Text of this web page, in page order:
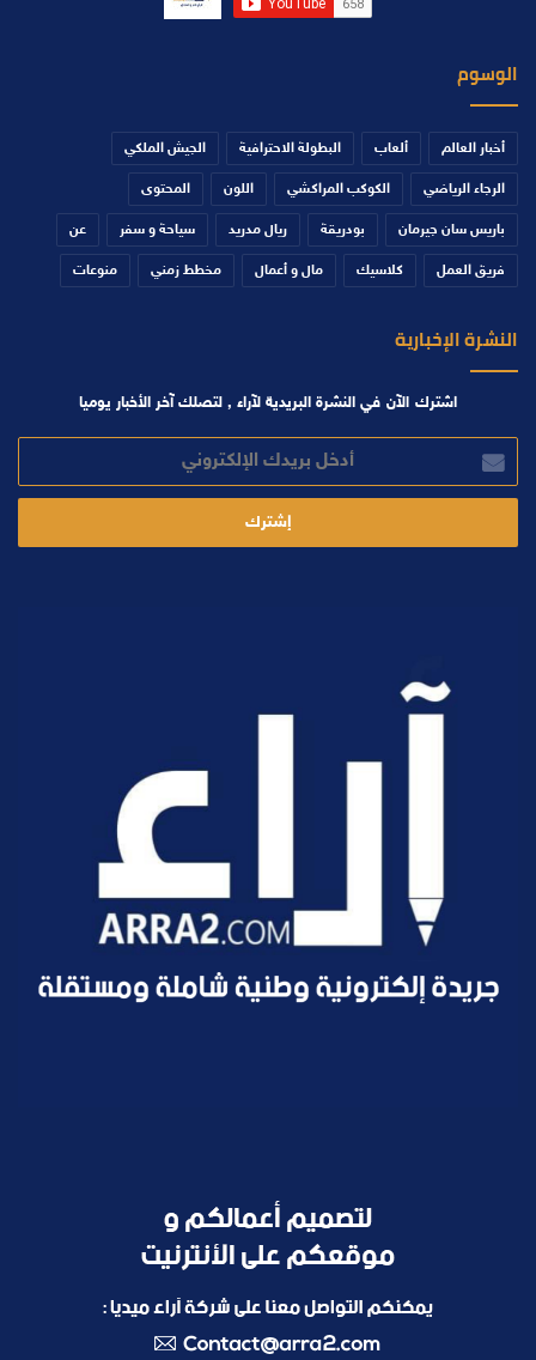
الوسوم
أخبار العالم ألعاب البطولة الاحترافية الجيش الملكي
الرجاء الرياضي الكوكب المراكشي اللون المحتوى
باريس سان جيرمان بودريقة ريال مدريد سياحة و سفر عن
فريق العمل كلاسيك مال و أعمال مخطط زمني منوعات
النشرة الإخبارية
اشترك الآن في النشرة البريدية لآراء , لتصلك آخر الأخبار يوميا
بريدك
الإلكتروني